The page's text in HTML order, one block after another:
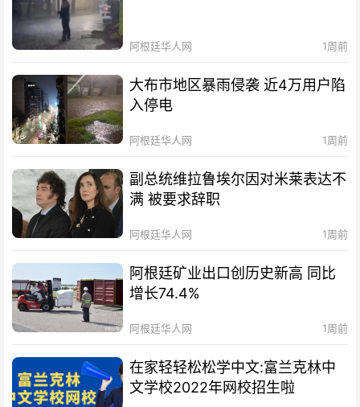
阿根廷华人网 1周前
大布市地区暴雨侵袭 近4万用户陷
入停电
阿根廷华人网 1周前
副总统维拉鲁埃尔因对米莱表达不
满 被要求辞职
阿根廷华人网 1周前
阿根廷矿业出口创历史新高 同比
增长74.4%
阿根廷华人网 1周前
在家轻轻松松学中文:富兰克林中
文学校2022年网校招生啦